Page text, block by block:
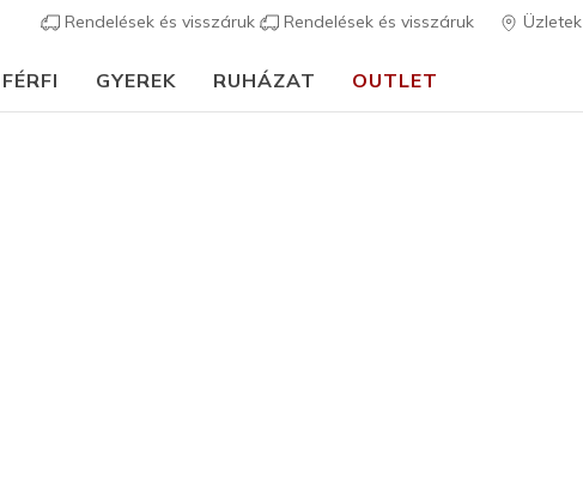
Rendelések és visszáruk Rendelések és visszáruk Üzletek
FÉRFI GYEREK RUHÁZAT OUTLET